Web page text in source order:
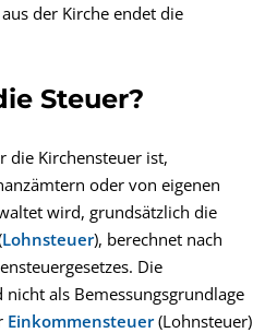
der Kirche endet die
Steuer?
die Kirchensteuer ist,
oder von eigenen
wird, grundsätzlich die
Lohnsteuer), berechnet nach
Die
als Bemessungsgrundlage
Einkommensteuer(Lohnsteuer)